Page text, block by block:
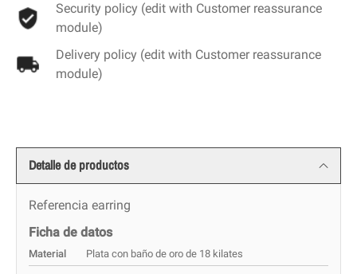
Security policy (edit with Customer reassurance
module)
Delivery policy (edit with Customer reassurance
module)
Detalle de productos
Referencia earring
Ficha de datos
Material Plata con baño de oro de 18 kilates